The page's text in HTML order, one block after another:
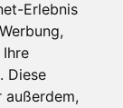
Erlebnis
Diese
außerdem,